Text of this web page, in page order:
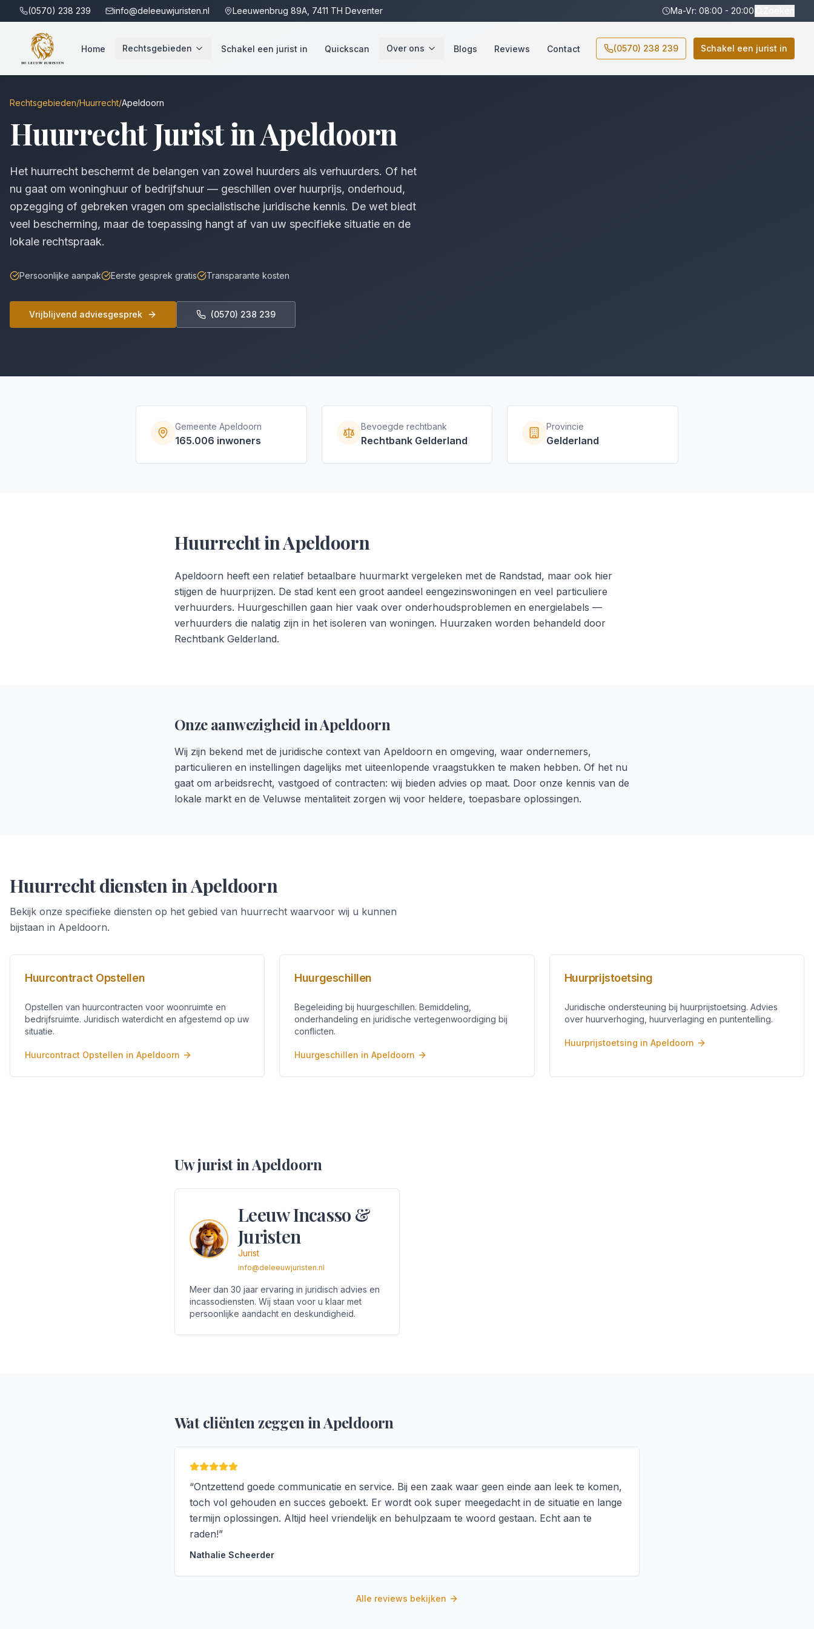
(0570) 238 239 info@deleeuwjuristen.nl Leeuwenbrug 89A, 7411 TH Deventer Ma-Vr: 08:00 - 20:00
Home Rechtsgebieden Schakel een jurist in Quickscan Over ons Blogs Reviews Contact (0570) 238 239 Schakel een jurist in
Rechtsgebieden/Huurrecht/Apeldoorn
HuurrechtJurist inApeldoorn
Het huurrecht beschermt de belangen van zowel huurders als verhuurders. Of het
nu gaat om woninghuur of bedrijfshuur — geschillen over huurprijs, onderhoud,
opzegging of gebreken vragen om specialistische juridische kennis. De wet biedt
veel bescherming, maar de toepassing hangt af van uw specifieke situatie en de
lokale rechtspraak.
Persoonlijke aanpak Eerste gesprek gratis Transparante kosten
Vrijblijvend adviesgesprek (0570) 238 239
Gemeente Apeldoorn
165.006 inwoners
Bevoegde rechtbank
Rechtbank Gelderland
Provincie
Gelderland
HuurrechtinApeldoorn
Apeldoorn heeft een relatief betaalbare huurmarkt vergeleken met de Randstad, maar ook hier
stijgen de huurprijzen. De stad kent een groot aandeel eengezinswoningen en veel particuliere
verhuurders. Huurgeschillen gaan hier vaak over onderhoudsproblemen en energielabels —
verhuurders die nalatig zijn in het isoleren van woningen. Huurzaken worden behandeld door
Rechtbank Gelderland.
Onze aanwezigheid inApeldoorn
Wij zijn bekend met de juridische context van Apeldoorn en omgeving, waar ondernemers,
particulieren en instellingen dagelijks met uiteenlopende vraagstukken te maken hebben. Of het nu
gaat om arbeidsrecht, vastgoed of contracten: wij bieden advies op maat. Door onze kennis van de
lokale markt en de Veluwse mentaliteit zorgen wij voor heldere, toepasbare oplossingen.
Huurrechtdiensten inApeldoorn
Bekijk onze specifieke diensten op het gebied van huurrecht waarvoor wij u kunnen
bijstaan in Apeldoorn.
Huurcontract Opstellen
Opstellen van huurcontracten voor woonruimte en
bedrijfsruimte. Juridisch waterdicht en afgestemd op uw
situatie.
Huurcontract Opstellen in Apeldoorn
Huurgeschillen
Begeleiding bij huurgeschillen. Bemiddeling,
onderhandeling en juridische vertegenwoordiging bij
conflicten.
Huurgeschillen inApeldoorn
Huurprijstoetsing
Juridische ondersteuning bij huurprijstoetsing. Advies
over huurverhoging, huurverlaging en puntentelling.
Huurprijstoetsing in Apeldoorn
Uw juristinApeldoorn
Leeuw Incasso &
Juristen
Jurist
info@deleeuwjuristen.nl
Meer dan 30 jaar ervaring in juridisch advies en
incassodiensten. Wij staan voor u klaar met
persoonlijke aandacht en deskundigheid.
Wat cliënten zeggen inApeldoorn
“Ontzettend goede communicatie en service. Bij een zaak waar geen einde aan leek te komen,
toch vol gehouden en succes geboekt. Er wordt ook super meegedacht in de situatie en lange
termijn oplossingen. Altijd heel vriendelijk en behulpzaam te woord gestaan. Echt aan te
raden!”
Nathalie Scheerder
Alle reviews bekijken